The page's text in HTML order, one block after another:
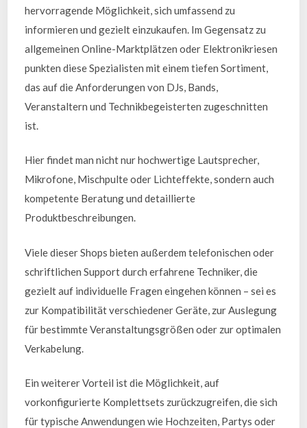
hervorragende Möglichkeit, sich umfassend zu
informieren und gezielt einzukaufen. Im Gegensatz zu
allgemeinen Online-Marktplätzen oder Elektronikriesen
punkten diese Spezialisten mit einem tiefen Sortiment,
das auf die Anforderungen von DJs, Bands,
Veranstaltern und Technikbegeisterten zugeschnitten
ist.
Hier findet man nicht nur hochwertige Lautsprecher,
Mikrofone, Mischpulte oder Lichteffekte, sondern auch
kompetente Beratung und detaillierte
Produktbeschreibungen.
Viele dieser Shops bieten außerdem telefonischen oder
schriftlichen Support durch erfahrene Techniker, die
gezielt auf individuelle Fragen eingehen können – sei es
zur Kompatibilität verschiedener Geräte, zur Auslegung
für bestimmte Veranstaltungsgrößen oder zur optimalen
Verkabelung.
Ein weiterer Vorteil ist die Möglichkeit, auf
vorkonfigurierte Komplettsets zurückzugreifen, die sich
für typische Anwendungen wie Hochzeiten, Partys oder